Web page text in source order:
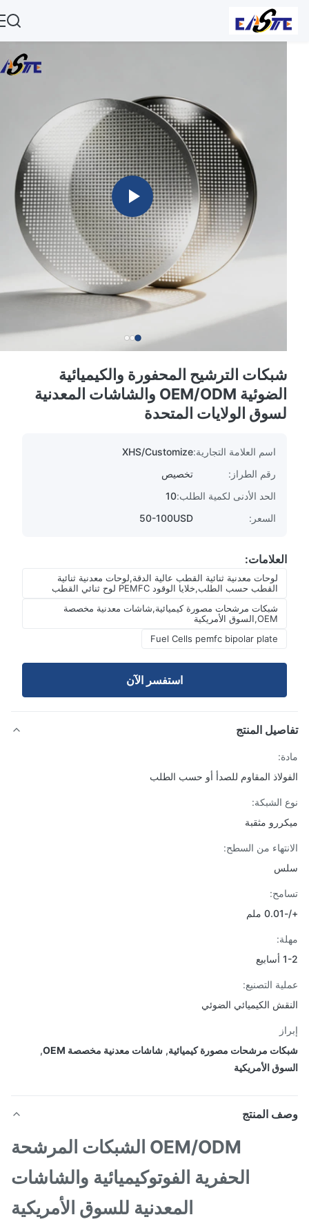
شبكات الترشيح المحفورة والكيميائية
الضوئية OEM/ODM والشاشات المعدنية
لسوق الولايات المتحدة
اسم العلامة التجارية:XHS/Customize
رقم الطراز:
تخصيص
الحد الأدنى لكمية الطلب:10
السعر:
50-100USD
العلامات:
لوحات معدنية ثنائية القطب عالية الدقة,لوحات معدنية ثنائية
القطب حسب الطلب,خلايا الوقود PEMFC لوح ثنائي القطب
شبكات مرشحات مصورة كيميائية,شاشات معدنية مخصصة
Fuel Cells pemfc bipolar plate
استفسر الآن
المنتج
المقاوم للصدأ أو حسب الطلب
الشبكة:
مثقبة
من السطح:
التصنيع:
الكيميائي الضوئي
مرشحات مصورة كيميائية,شاشات معدنية مخصصة OEM
,
الأمريكية
المنتج
OEM/ODM الشبكات المرشحة
الحفرية الفوتوكيميائية والشاشات
المعدنية للسوق الأمريكية